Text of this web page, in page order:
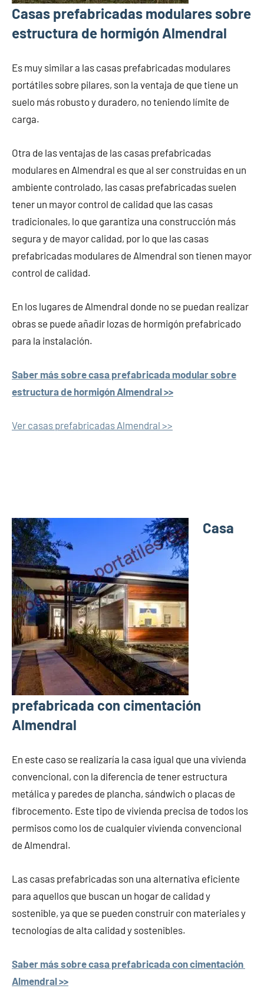
Casas prefabricadas modulares sobre
estructura de hormigón Almendral
Es muy similar a las casas prefabricadas modulares
portátiles sobre pilares, son la ventaja de que tiene un
suelo más robusto y duradero, no teniendo límite de
carga.
Otra de las ventajas de las casas prefabricadas
modulares en Almendral es que al ser construidas en un
ambiente controlado, las casas prefabricadas suelen
tener un mayor control de calidad que las casas
tradicionales, lo que garantiza una construcción más
segura y de mayor calidad, por lo que las casas
prefabricadas modulares de Almendral son tienen mayor
control de calidad.
En los lugares de Almendral donde no se puedan realizar
obras se puede añadir lozas de hormigón prefabricado
para la instalación.
Saber más sobre casa prefabricada modular sobre
estructura de hormigón Almendral >>
Ver casas prefabricadas Almendral >>
Casa
prefabricada con cimentación
Almendral
En este caso se realizaría la casa igual que una vivienda
convencional, con la diferencia de tener estructura
metálica y paredes de plancha, sándwich o placas de
fibrocemento. Este tipo de vivienda precisa de todos los
permisos como los de cualquier vivienda convencional
de Almendral.
Las casas prefabricadas son una alternativa eficiente
para aquellos que buscan un hogar de calidad y
sostenible, ya que se pueden construir con materiales y
tecnologías de alta calidad y sostenibles.
Saber más sobre casa prefabricada con cimentación
Almendral >>